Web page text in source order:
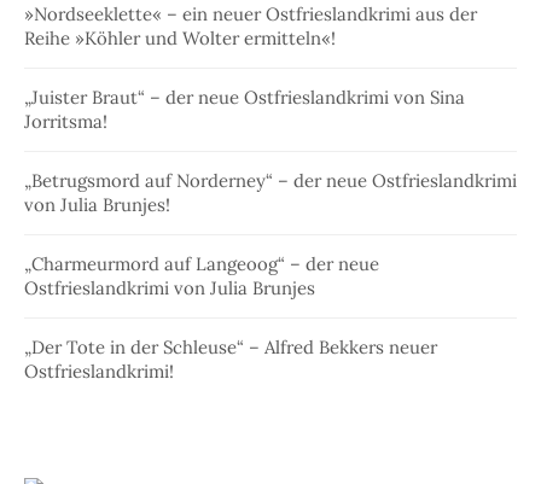
»Nordseeklette« – ein neuer Ostfrieslandkrimi aus der
Reihe »Köhler und Wolter ermitteln«!
„Juister Braut“ – der neue Ostfrieslandkrimi von Sina
Jorritsma!
„Betrugsmord auf Norderney“ – der neue Ostfrieslandkrimi
von Julia Brunjes!
„Charmeurmord auf Langeoog“ – der neue
Ostfrieslandkrimi von Julia Brunjes
„Der Tote in der Schleuse“ – Alfred Bekkers neuer
Ostfrieslandkrimi!